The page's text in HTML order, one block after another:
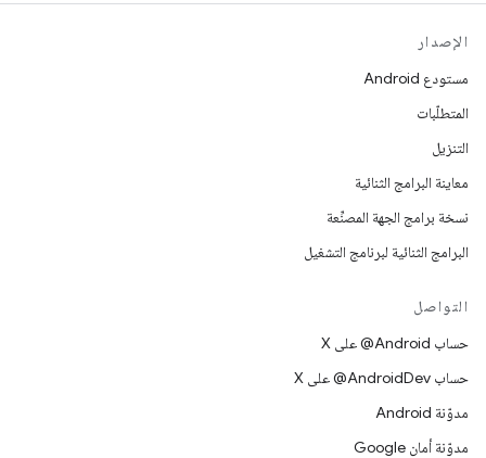
الإصدار
مستودع Android
المتطلّبات
التنزيل
معاينة البرامج الثنائية
نسخة برامج الجهة المصنِّعة
البرامج الثنائية لبرنامج التشغيل
التواصل
حساب ‎@Android على X
حساب ‎@AndroidDev على X
مدوّنة Android
مدوّنة أمان Google